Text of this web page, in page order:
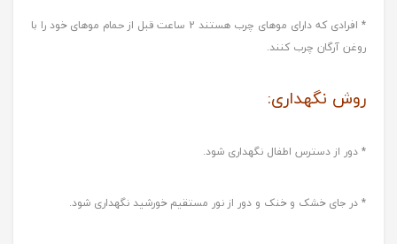
* افرادی که دارای موهای چرب هستند 2 ساعت قبل از حمام موهای خود را با
روغن آرگان چرب کنند.
روش نگهداری:
* دور از دسترس اطفال نگهداری شود.
* در جای خشک و خنک و دور از نور مستقیم خورشید نگهداری شود.